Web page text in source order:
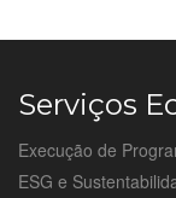
Serviços
Execução de
ESG e